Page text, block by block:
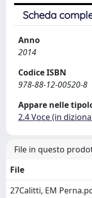
Scheda
Anno
2014
Codice ISBN
978-88-12-00520-8
Appare nelle
2.4 Voce (in
File in questo
File
27Calitti, EM